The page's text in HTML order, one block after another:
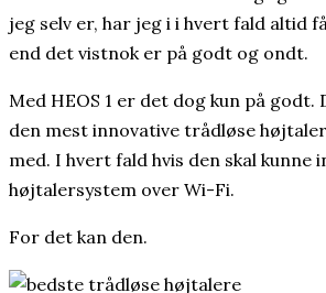
jeg selv er, har jeg i i hvert fald altid
end det vistnok er på godt og ondt.
Med HEOS 1 er det dog kun på
den mest innovative trådløse
med. I hvert fald hvis den skal kunne
højtalersystem over Wi-Fi.
For det kan den.